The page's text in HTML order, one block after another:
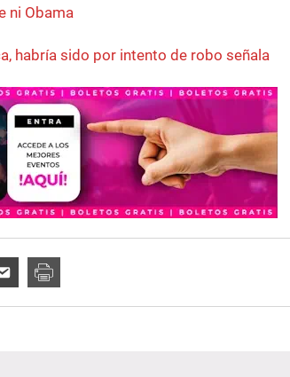
ni Obama
habría sido por intento de robo señala